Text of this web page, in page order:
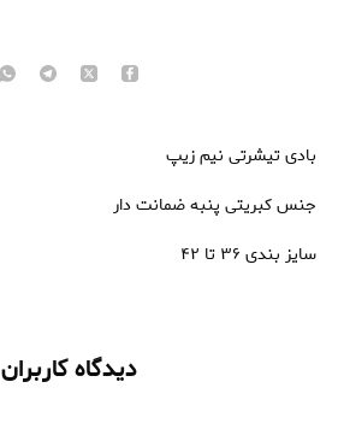
بادی تیشرتی نیم زیپ
جنس کبریتی پنبه ضمانت دار
سایز بندی ۳۶ تا ۴۲
دیدگاه کاربران